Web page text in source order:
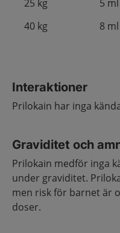
25 kg
5 ml
40 kg
8 ml
Interaktioner
Prilokain har inga
Graviditet och
Prilokain medför inga
under graviditet.
men risk för barnet är
doser.